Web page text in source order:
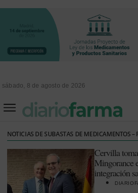
sábado, 8 de agosto de 2026
NOTICIAS DE SUBASTAS DE MEDICAMENTOS –
Cervilla
Mingorance
integración